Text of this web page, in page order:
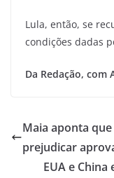
Lula, então, se
condições dadas
Da Redação, com
Maia aponta
prejudicar
EUA e